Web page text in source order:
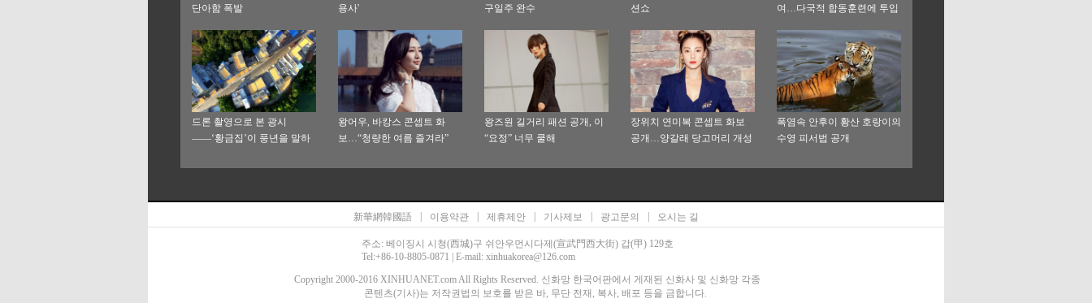
단아함 폭발
용사'
구일주 완수
션쇼
여…다국적 합동훈련에 투입
드론 촬영으로 본 광시
——‘황금집’이 풍년을 말하
왕어우, 바캉스 콘셉트 화
보…“청량한 여름 즐겨라”
왕즈원 길거리 패션 공개, 이
“요정” 너무 쿨해
장위치 연미복 콘셉트 화보
공개…양갈래 당고머리 개성
폭염속 안후이 황산 호랑이의
수영 피서법 공개
新華網韓國語 이용약관 제휴제안 기사제보 광고문의 오시는 길
주소: 베이징시 시청(西城)구 쉬안우먼시다제(宣武門西大街) 갑(甲) 129호
Tel:+86-10-8805-0871 | E-mail: xinhuakorea@126.com
Copyright 2000-2016 XINHUANET.com All Rights Reserved. 신화망 한국어판에서 게재된 신화사 및 신화망 각종
콘텐츠(기사)는 저작권법의 보호를 받은 바, 무단 전재, 복사, 배포 등을 금합니다.